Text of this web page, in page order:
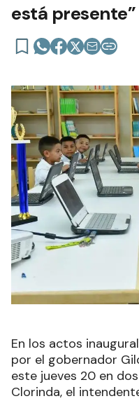
está presente”
En los actos
por el gobernador
este jueves 20 en
Clorinda, el